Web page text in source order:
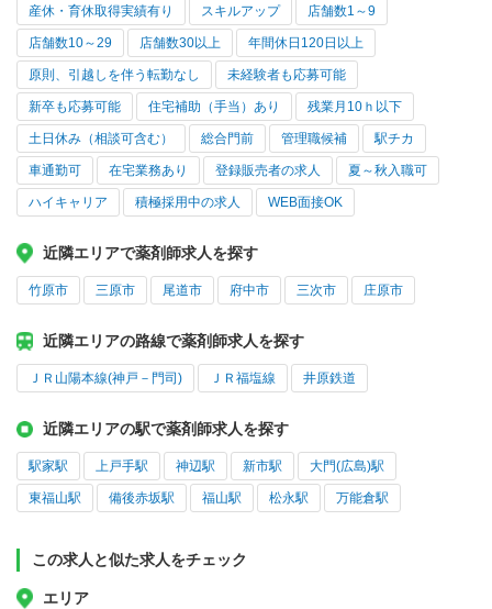
産休・育休取得実績有り スキルアップ 店舗数1～9
店舗数10～29 店舗数30以上 年間休日120日以上
原則、引越しを伴う転勤なし 未経験者も応募可能
新卒も応募可能 住宅補助（手当）あり 残業月10ｈ以下
土日休み（相談可含む） 総合門前 管理職候補 駅チカ
車通勤可 在宅業務あり 登録販売者の求人 夏～秋入職可
ハイキャリア 積極採用中の求人 WEB面接OK
近隣エリアで薬剤師求人を探す
竹原市 三原市 尾道市 府中市 三次市 庄原市
近隣エリアの路線で薬剤師求人を探す
ＪＲ山陽本線(神戸－門司) ＪＲ福塩線 井原鉄道
近隣エリアの駅で薬剤師求人を探す
駅家駅 上戸手駅 神辺駅 新市駅 大門(広島)駅
東福山駅 備後赤坂駅 福山駅 松永駅 万能倉駅
この求人と似た求人をチェック
エリア